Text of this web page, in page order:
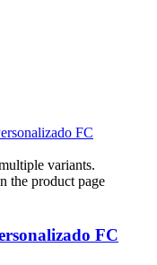
variants.
the product page
FC